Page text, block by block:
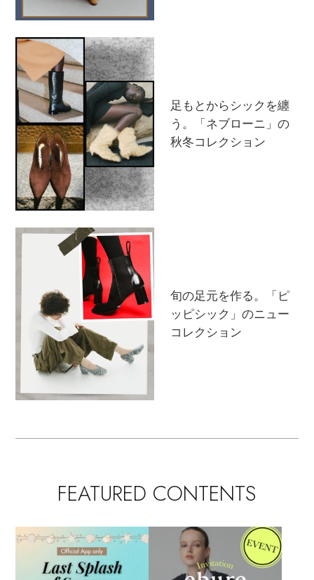
【エディターズ・エッセンシャル】
ベーシックとトレンドが交差する16の名品
Stay inthe Loop
ELLE SHOP 公式アプリ
足もとからシックを纏
う。「ネブローニ」の
秋冬コレクション
旬の足元を作る。「ピ
ッピシック」のニュー
コレクション
FEATURED CONTENTS